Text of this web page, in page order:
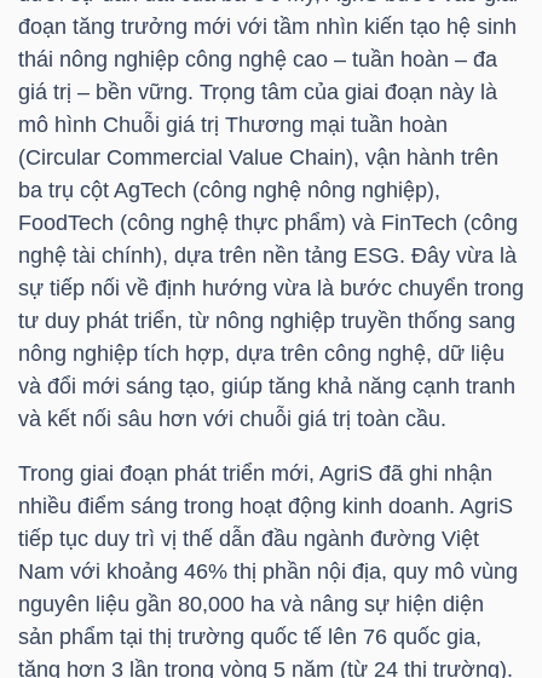
đoạn tăng trưởng mới với tầm nhìn kiến tạo hệ sinh
thái nông nghiệp công nghệ cao – tuần hoàn – đa
giá trị – bền vững. Trọng tâm của giai đoạn này là
mô hình Chuỗi giá trị Thương mại tuần hoàn
(Circular Commercial Value Chain), vận hành trên
ba trụ cột AgTech (công nghệ nông nghiệp),
FoodTech (công nghệ thực phẩm) và FinTech (công
nghệ tài chính), dựa trên nền tảng ESG. Đây vừa là
sự tiếp nối về định hướng vừa là bước chuyển trong
tư duy phát triển, từ nông nghiệp truyền thống sang
nông nghiệp tích hợp, dựa trên công nghệ, dữ liệu
và đổi mới sáng tạo, giúp tăng khả năng cạnh tranh
và kết nối sâu hơn với chuỗi giá trị toàn cầu.
Trong giai đoạn phát triển mới, AgriS đã ghi nhận
nhiều điểm sáng trong hoạt động kinh doanh. AgriS
tiếp tục duy trì vị thế dẫn đầu ngành đường Việt
Nam với khoảng 46% thị phần nội địa, quy mô vùng
nguyên liệu gần 80,000 ha và nâng sự hiện diện
sản phẩm tại thị trường quốc tế lên 76 quốc gia,
tăng hơn 3 lần trong vòng 5 năm (từ 24 thị trường).
TRUY
XUẤT
DỮ
Ngành
(-)
VS-
SECTOR
NĂNG
LƯỢNG